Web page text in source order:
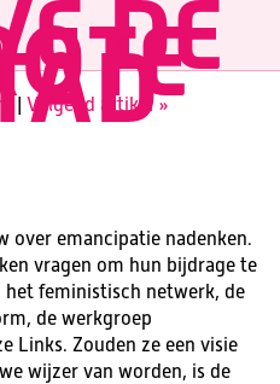
DE
| Volgend artikel »
over emancipatie nadenken.
vragen om hun bijdrage te
feministisch netwerk, de
de werkgroep
Links. Zouden ze een visie
wijzer van worden, is de